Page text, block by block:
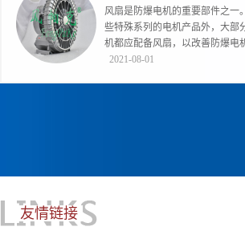
风扇是防爆电机的重要部件之一
些特殊系列的电机产品外，大部
机都应配备风扇，以改善防爆电
条件。在同一地点设置多台边墙
2021-08-01
友情链接